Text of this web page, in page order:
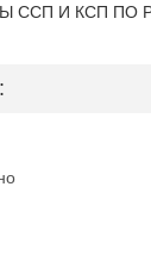
ССП И КСП ПО